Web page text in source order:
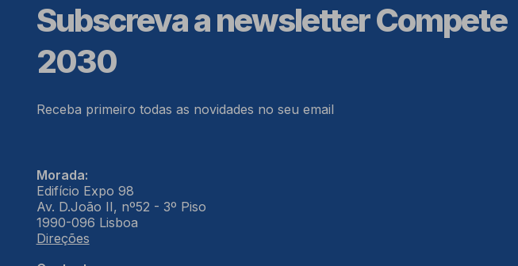
Subscreva a newsletter Compete
2030
Receba primeiro todas as novidades no seu email
Morada:
Edifício Expo 98
Av. D.João II, nº52 - 3º Piso
1990-096 Lisboa
Direções